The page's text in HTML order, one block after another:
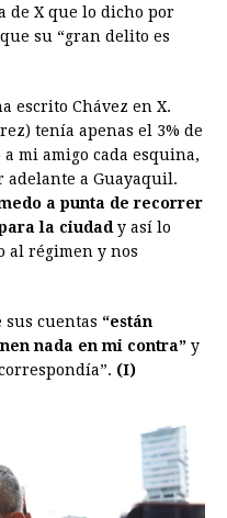
de X que lo dicho por
su “gran delito es
escrito Chávez en X.
tenía apenas el 3% de
mi amigo cada esquina,
adelante a Guayaquil.
a punta de recorrer
la ciudady así lo
al régimen y nos
sus cuentas “están
nada en mi contra” y
(I)